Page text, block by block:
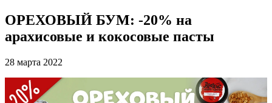
ОРЕХОВЫЙ БУМ: -20% на
арахисовые и кокосовые пасты
28 марта 2022